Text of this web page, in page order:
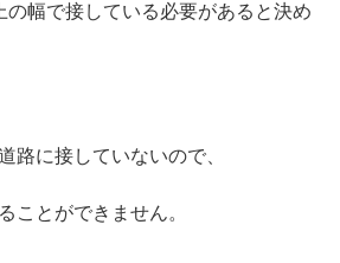
の幅で接している必要があると決め
路に接していないので、
ことができません。